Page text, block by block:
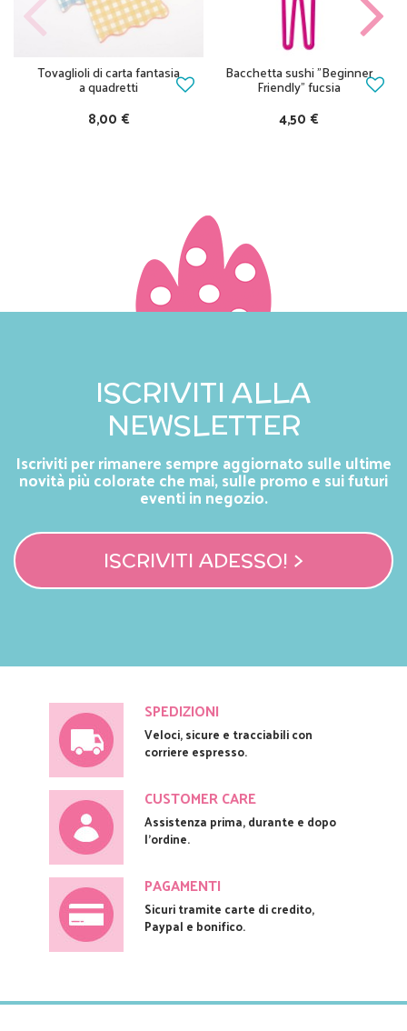
Tovaglioli di carta fantasia
a quadretti
8,00 €
Bacchetta sushi "Beginner
Friendly" fucsia
4,50 €
ISCRIVITI ALLA
NEWSLETTER
Iscriviti per rimanere sempre aggiornato sulle ultime
novità più colorate che mai, sulle promo e sui futuri
eventi in negozio.
ISCRIVITI ADESSO! >
SPEDIZIONI
Veloci, sicure e tracciabili con
corriere espresso.
CUSTOMER CARE
Assistenza prima, durante e dopo
l'ordine.
PAGAMENTI
Sicuri tramite carte di credito,
Paypal e bonifico.